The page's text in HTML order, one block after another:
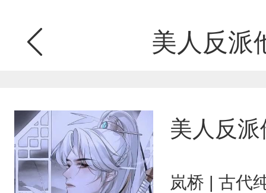
美人反派
美人反
岚桥 | 古代